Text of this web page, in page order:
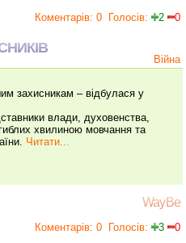
Коментарів: 0 Голосів: 2 0
Війна
захисникам – відбулася у
влади, духовенства,
хвилиною мовчання та
Читати...
WayBe
Коментарів: 0 Голосів: 3 0